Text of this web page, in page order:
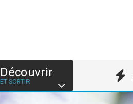
Découvrir
ET SORTIR